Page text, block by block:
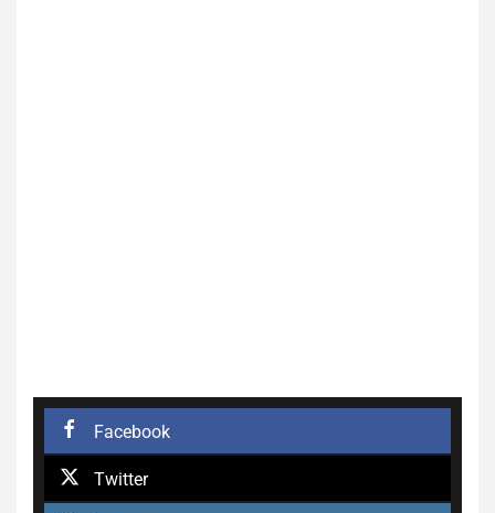
Facebook
Twitter